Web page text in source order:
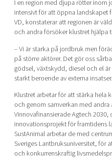
Current offers and
Funding opportunities
Locations
I en region med djupa rötter inom
intensivt för att öppna landskapet
VD, konstaterar att regionen är
och andra försöker klustret hjälpa
– Vi är starka på jordbruk men
på större aktörer. Det gör oss
gödsel, växtskydd, diesel och el
starkt beroende av externa insatser.
Klustret arbetar för att stärka hela
och genom samverkan med
Vinnovafinansierade Agtech
innovationsprojekt för framtidens
SustAnimal arbetar de med
Sveriges Lantbruksuniversitet, för
och konkurrenskraftig